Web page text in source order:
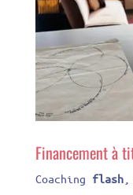
Financement à
Coaching flash,